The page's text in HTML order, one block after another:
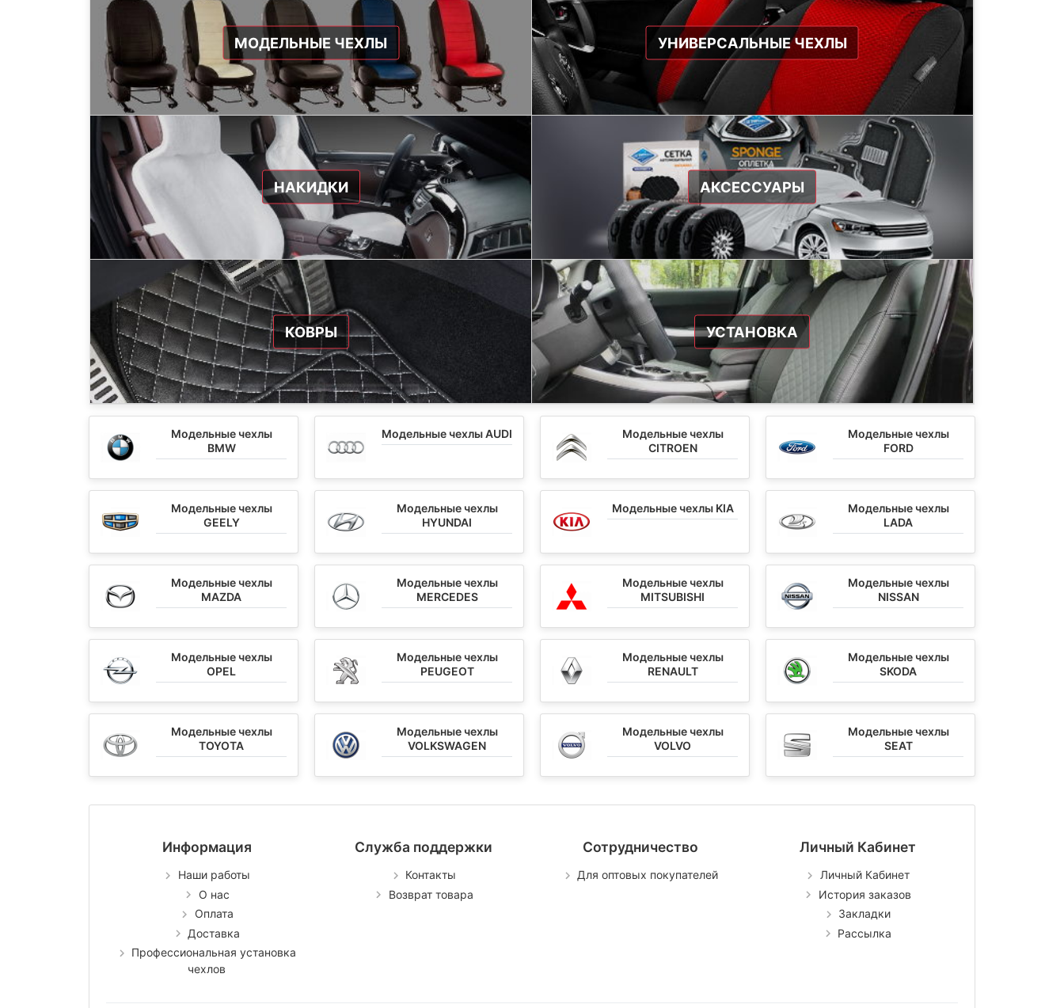
МОДЕЛЬНЫЕ ЧЕХЛЫ УНИВЕРСАЛЬНЫЕ ЧЕХЛЫ
НАКИДКИ АКСЕССУАРЫ
КОВРЫ УСТАНОВКА
Модельные чехлы
BMW
Модельные чехлы AUDI
Модельные чехлы
CITROEN
Модельные чехлы
FORD
Модельные чехлы
GEELY
Модельные чехлы
HYUNDAI
Модельные чехлы KIA
Модельные чехлы
LADA
Модельные чехлы
MAZDA
Модельные чехлы
MERCEDES
Модельные чехлы
MITSUBISHI
Модельные чехлы
NISSAN
Модельные чехлы
OPEL
Модельные чехлы
PEUGEOT
Модельные чехлы
RENAULT
Модельные чехлы
SKODA
Модельные чехлы
TOYOTA
Модельные чехлы
VOLKSWAGEN
Модельные чехлы
VOLVO
Модельные чехлы
SEAT
Информация
Наши работы
О нас
Оплата
Доставка
Профессиональная установка
чехлов
Служба поддержки
Контакты
Возврат товара
Сотрудничество
Для оптовых покупателей
Личный Кабинет
Личный Кабинет
История заказов
Закладки
Рассылка